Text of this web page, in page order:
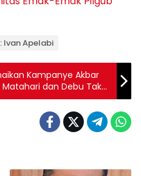
Ivan Apelabi
Kampanye Akbar
Matahari dan Debu Tak